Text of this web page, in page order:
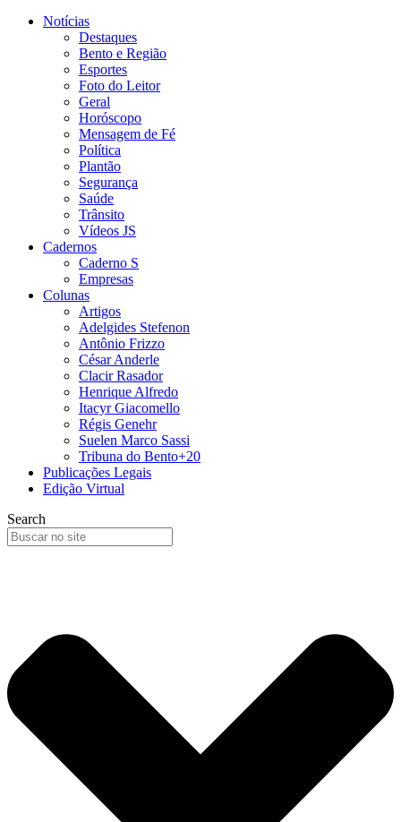
Notícias
Destaques
Bento e Região
Esportes
Foto do Leitor
Geral
Horóscopo
Mensagem de Fé
Política
Plantão
Segurança
Saúde
Trânsito
Vídeos JS
Cadernos
Caderno S
Empresas
Colunas
Artigos
Adelgides Stefenon
Antônio Frizzo
César Anderle
Clacir Rasador
Henrique Alfredo
Itacyr Giacomello
Régis Genehr
Suelen Marco Sassi
Tribuna do Bento+20
Publicações Legais
Edição Virtual
Search